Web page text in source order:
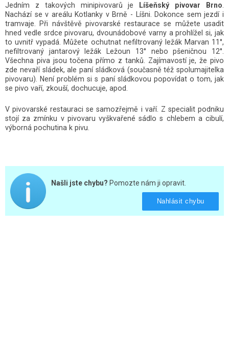
Jedním z takových minipivovarů je Líšeňský pivovar Brno
Nachází se v areálu Kotlanky v Brně - Líšni. Dokonce sem jezdí i
tramvaje. Při návštěvě pivovarské restaurace se můžete usadit
hned vedle srdce pivovaru, dvounádobové varny a prohlížel si, jak
to uvnitř vypadá. Můžete ochutnat nefiltrovaný ležák Marvan 11°,
nefiltrovaný jantarový ležák Ležoun 13° nebo pšeničnou 12°.
Všechna piva jsou točena přímo z tanků. Zajímavostí je, že pivo
zde nevaří sládek, ale paní sládková (současně též spolumajitelka
pivovaru). Není problém si s paní sládkovou popovídat o tom, jak
se pivo vaří, zkouší, dochucuje, apod.
V pivovarské restauraci se samozřejmě i vaří. Z specialit podniku
stojí za zmínku v pivovaru vyškvařené sádlo s chlebem a cibulí,
výborná pochutina k pivu.
Našli jste chybu? Pomozte nám ji opravit.
Nahlásit chybu